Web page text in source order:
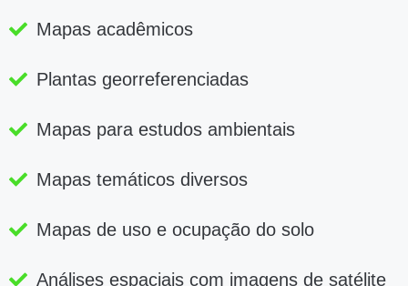
Mapas acadêmicos
Plantas georreferenciadas
Mapas para estudos ambientais
Mapas temáticos diversos
Mapas de uso e ocupação do solo
Análises espaciais com imagens de satélite